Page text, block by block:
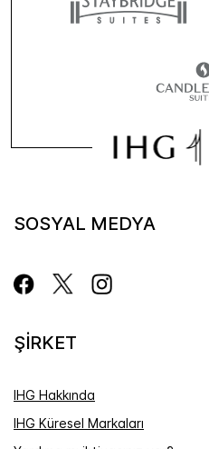
SOSYAL MEDYA
ŞIRKET
IHG Hakkında
IHG Küresel Markaları